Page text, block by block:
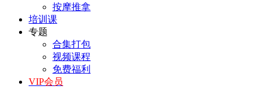
按摩推拿
培训课
专题
合集打包
视频课程
免费福利
VIP会员